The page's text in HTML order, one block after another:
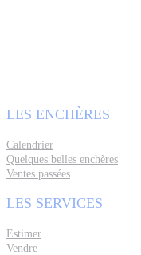
LES ENCHÈRES
Calendrier
Quelques belles enchères
Ventes passées
LES SERVICES
Estimer
Vendre